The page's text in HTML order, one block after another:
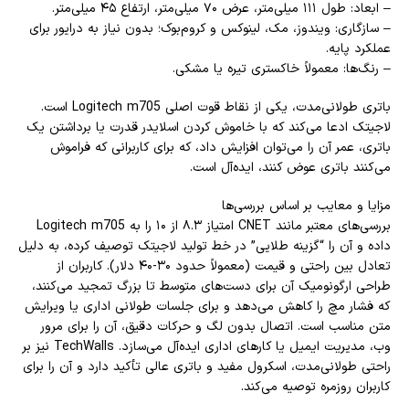
– ابعاد: طول ۱۱۱ میلی‌متر، عرض ۷۰ میلی‌متر، ارتفاع ۴۵ میلی‌متر.
– سازگاری: ویندوز، مک، لینوکس و کروم‌بوک؛ بدون نیاز به درایور برای
عملکرد پایه.
– رنگ‌ها: معمولاً خاکستری تیره یا مشکی.
باتری طولانی‌مدت، یکی از نقاط قوت اصلی Logitech m705 است.
لاجیتک ادعا می‌کند که با خاموش کردن اسلایدر قدرت یا برداشتن یک
باتری، عمر آن را می‌توان افزایش داد، که برای کاربرانی که فراموش
می‌کنند باتری عوض کنند، ایده‌آل است.
مزایا و معایب بر اساس بررسی‌ها
بررسی‌های معتبر مانند CNET امتیاز ۸.۳ از ۱۰ را به Logitech m705
داده و آن را “گزینه طلایی” در خط تولید لاجیتک توصیف کرده، به دلیل
تعادل بین راحتی و قیمت (معمولاً حدود ۳۰-۴۰ دلار). کاربران از
طراحی ارگونومیک آن برای دست‌های متوسط تا بزرگ تمجید می‌کنند،
که فشار مچ را کاهش می‌دهد و برای جلسات طولانی اداری یا ویرایش
متن مناسب است. اتصال بدون لگ و حرکات دقیق، آن را برای مرور
وب، مدیریت ایمیل یا کارهای اداری ایده‌آل می‌سازد. TechWalls نیز بر
راحتی طولانی‌مدت، اسکرول مفید و باتری عالی تأکید دارد و آن را برای
کاربران روزمره توصیه می‌کند.